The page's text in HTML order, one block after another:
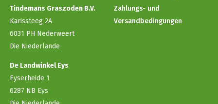
Tindemans Graszoden B.V.
Karissteeg 2A
6031 PH Nederweert
Die Niederlande
De Landwinkel Eys
Eyserheide 1
6287 NB Eys
Zahlungs- und
Versandbedingungen